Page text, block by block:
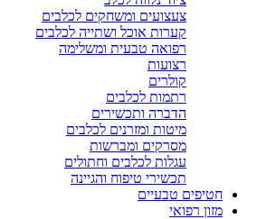
צעצועים ומשחקים לכלבים
קערות אוכל ושתייה לכלבים
רפואה טבעית ומשלימה
רצועות
קולרים
רתמות לכלבים
הדברה ותכשירים
מיטות ומזרנים לכלבים
מסרקים ומברשות
עגלות לכלבים וחתולים
תכשירי טיפוח והגיינה
חטיפים טבעיים
מזון רפואי